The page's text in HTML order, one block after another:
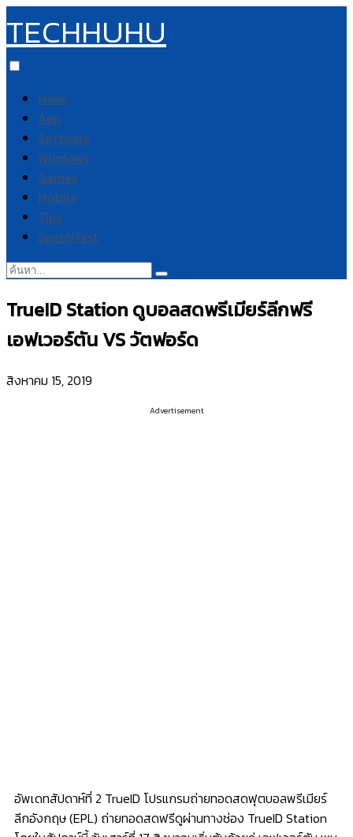
TECHHUHU
News
App
Software
Windows
Games
Mobile
Tips
SpeedTest
ค้นหา:
TrueID Station ดูบอลสดพรีเมียร์ลีกฟรี
เอฟเวอร์ตัน VS วัตฟอร์ด
สิงหาคม 15, 2019
Advertisement
อัพเดทสัปดาห์ที่ 2 TrueID โปรแกรมถ่ายทอดสดฟุตบอลพรีเมียร์
ลีกอังกฤษ (EPL) ถ่ายทอดสดฟรีดูผ่านทางช่อง TrueID Station